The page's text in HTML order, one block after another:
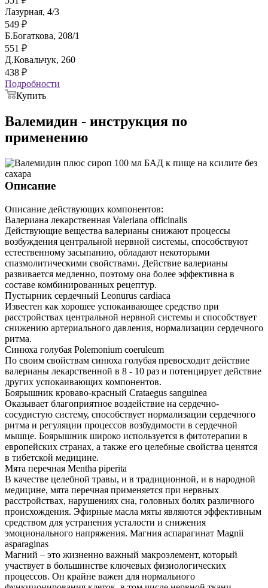
Лазурная, 4/3
549 ₽
Б.Богаткова, 208/1
551 ₽
Д.Ковальчук, 260
438 ₽
Подробности
Купить
Валемидин - инструкция по
применению
Описание
Описание действующих компонентов:
Валериана лекарственная Valeriana officinalis
Действующие вещества валерианы снижают процессы
возбуждения центральной нервной системы, способствуют
естественному засыпанию, обладают некоторыми
спазмолитическими свойствами. Действие валерианы
развивается медленно, поэтому она более эффективна в
составе комбинированных рецептур.
Пустырник сердечный Leonurus cardiaca
Известен как хорошее успокаивающее средство при
расстройствах центральной нервной системы и способствует
снижению артериального давления, нормализации сердечного
ритма.
Синюха голубая Polemonium coeruleum
По своим свойствам синюха голубая превосходит действие
валерианы лекарственной в 8 - 10 раз и потенцирует действие
других успокаивающих компонентов.
Боярышник кроваво-красный Crataegus sanguinea
Оказывает благоприятное воздействие на сердечно-
сосудистую систему, способствует нормализации сердечного
ритма и регуляции процессов возбудимости в сердечной
мышце. Боярышник широко используется в фитотерапии в
европейских странах, а также его целебные свойства ценятся
в тибетской медицине.
Мята перечная Mentha piperita
В качестве целебной травы, и в традиционной, и в народной
медицине, мята перечная применяется при нервных
расстройствах, нарушениях сна, головных болях различного
происхождения. Эфирные масла мяты являются эффективным
средством для устранения усталости и снижения
эмоционального напряжения. Магния аспарагинат Magnii
asparaginas
Магний – это жизненно важный макроэлемент, который
участвует в большинстве ключевых физиологических
процессов. Он крайне важен для нормального